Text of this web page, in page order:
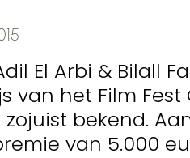
El Arbi & Bilall
van het Film
bekend.
van 5.000